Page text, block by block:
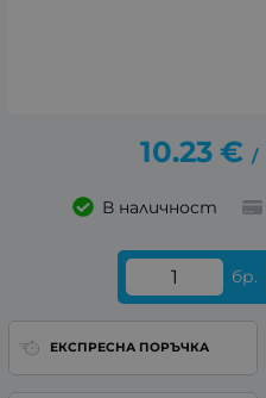
10.23 € /
В наличност
бр.
ЕКСПРЕСНА ПОРЪЧКА